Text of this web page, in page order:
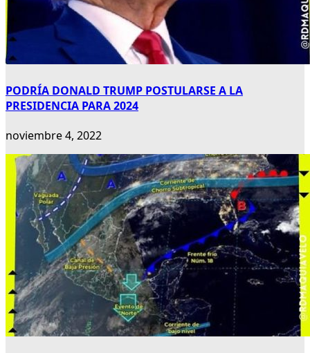
PODRÍA DONALD TRUMP POSTULARSE A LA
PRESIDENCIA PARA 2024
noviembre 4, 2022